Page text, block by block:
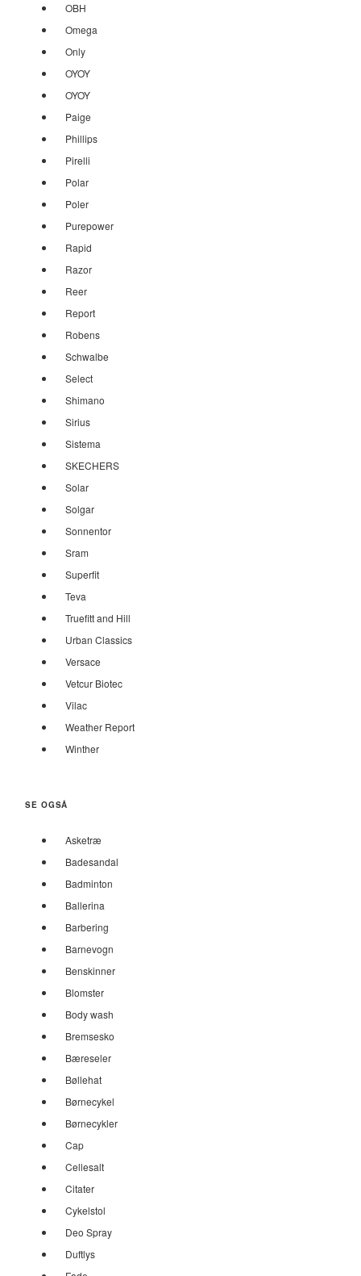
OBH
Omega
Only
OYOY
OYOY
Paige
Phillips
Pirelli
Polar
Poler
Purepower
Rapid
Razor
Reer
Report
Robens
Schwalbe
Select
Shimano
Sirius
Sistema
SKECHERS
Solar
Solgar
Sonnentor
Sram
Superfit
Teva
Truefitt and Hill
Urban Classics
Versace
Vetcur Biotec
Vilac
Weather Report
Winther
SE OGSÅ
Asketræ
Badesandal
Badminton
Ballerina
Barbering
Barnevogn
Benskinner
Blomster
Body wash
Bremsesko
Bæreseler
Bøllehat
Børnecykel
Børnecykler
Cap
Cellesalt
Citater
Cykelstol
Deo Spray
Duftlys